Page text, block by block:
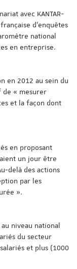
avec KANTAR-
française d'enquêtes
national
en entreprise.
en 2012 au sein du
de « mesurer
et la façon dont
en proposant
un jour être
delà des actions
par les
».
niveau national
du secteur
et plus (1000